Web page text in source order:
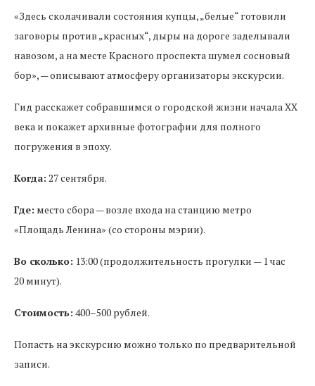
«Здесь сколачивали состояния купцы, „белые“ готовили
заговоры против „красных“, дыры на дороге заделывали
навозом, а на месте Красного проспекта шумел сосновый
бор», — описывают атмосферу организаторы экскурсии.
Гид расскажет собравшимся о городской жизни начала XX
века и покажет архивные фотографии для полного
погружения в эпоху.
Когда: 27 сентября.
Где: место сбора — возле входа на станцию метро
«Площадь Ленина» (со стороны мэрии).
Во сколько: 13:00 (продолжительность прогулки — 1 час
20 минут).
Стоимость: 400–500 рублей.
Попасть на экскурсию можно только по предварительной
записи.